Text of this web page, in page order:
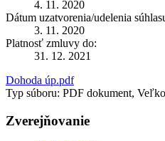
4. 11. 2020
Dátum uzatvorenia/udelenia
3. 11. 2020
Platnosť zmluvy do:
31. 12. 2021
Dohoda úp.pdf
Typ súboru: PDF dokument,
Zverejňovanie